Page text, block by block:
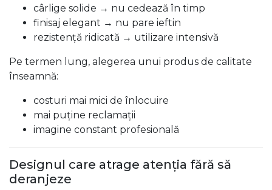
cârlige solide → nu cedează în timp
finisaj elegant → nu pare ieftin
rezistență ridicată → utilizare intensivă
Pe termen lung, alegerea unui produs de calitate
înseamnă:
costuri mai mici de înlocuire
mai puține reclamații
imagine constant profesională
Designul care atrage atenția fără să
deranjeze